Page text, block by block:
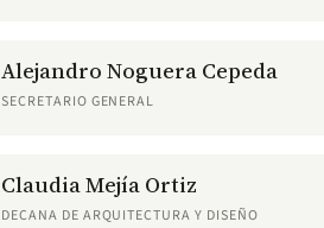
Alejandro Noguera Cepeda
SECRETARIO GENERAL
Claudia Mejía Ortiz
DECANA DE ARQUITECTURA Y DISEÑO